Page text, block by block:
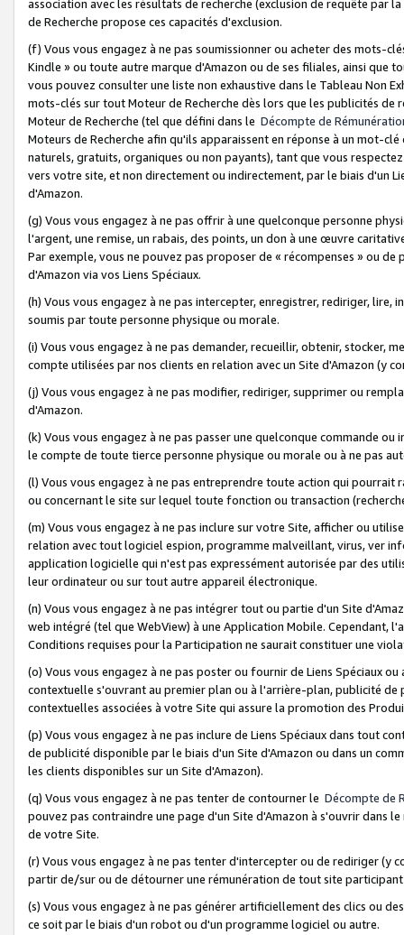
association avec les résultats de recherche (exclusion de requête
de Recherche propose ces capacités d'exclusion.
(f) Vous vous engagez à ne pas soumissionner ou acheter des mots-
Kindle » ou toute autre marque d'Amazon ou de ses filiales, ainsi que
vous pouvez consulter une liste non exhaustive dans le Tableau Non
mots-clés sur tout Moteur de Recherche dès lors que les publicités de
Moteur de Recherche (tel que défini dans le Décompte de
Moteurs de Recherche afin qu'ils apparaissent en réponse à un mot-
naturels, gratuits, organiques ou non payants), tant que vous
vers votre site, et non directement ou indirectement, par le biais d'un
d'Amazon.
(g) Vous vous engagez à ne pas offrir à une quelconque personne
l'argent, une remise, un rabais, des points, un don à une œuvre
Par exemple, vous ne pouvez pas proposer de « récompenses » ou
d'Amazon via vos Liens Spéciaux.
(h) Vous vous engagez à ne pas intercepter, enregistrer, rediriger,
soumis par toute personne physique ou morale.
(i) Vous vous engagez à ne pas demander, recueillir, obtenir, stocker,
compte utilisées par nos clients en relation avec un Site d'Amazon (y
(j) Vous vous engagez à ne pas modifier, rediriger, supprimer ou
d'Amazon.
(k) Vous vous engagez à ne pas passer une quelconque commande
le compte de toute tierce personne physique ou morale ou à ne pas
(l) Vous vous engagez à ne pas entreprendre toute action qui
ou concernant le site sur lequel toute fonction ou transaction
(m) Vous vous engagez à ne pas inclure sur votre Site, afficher ou
relation avec tout logiciel espion, programme malveillant, virus, ver
application logicielle qui n'est pas expressément autorisée par des
leur ordinateur ou sur tout autre appareil électronique.
(n) Vous vous engagez à ne pas intégrer tout ou partie d'un Site
web intégré (tel que WebView) à une Application Mobile. Cependant,
Conditions requises pour la Participation ne saurait constituer une
(o) Vous vous engagez à ne pas poster ou fournir de Liens Spéciaux
contextuelle s'ouvrant au premier plan ou à l'arrière-plan, publicité
contextuelles associées à votre Site qui assure la promotion des
(p) Vous vous engagez à ne pas inclure de Liens Spéciaux dans tout
de publicité disponible par le biais d'un Site d'Amazon ou dans un
les clients disponibles sur un Site d'Amazon).
(q) Vous vous engagez à ne pas tenter de contourner le Décompte de
pouvez pas contraindre une page d'un Site d'Amazon à s'ouvrir dans
de votre Site.
(r) Vous vous engagez à ne pas tenter d'intercepter ou de rediriger
partir de/sur ou de détourner une rémunération de tout site
(s) Vous vous engagez à ne pas générer artificiellement des clics ou
ce soit par le biais d'un robot ou d'un programme logiciel ou autre.